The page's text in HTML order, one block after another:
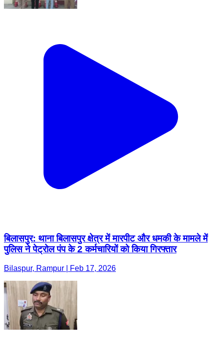
बिलासपुर: थाना बिलासपुर क्षेत्र में मारपीट और धमकी के मामले में
पुलिस ने पेट्रोल पंप के 2 कर्मचारियों को किया गिरफ्तार
Bilaspur, Rampur | Feb 17, 2026